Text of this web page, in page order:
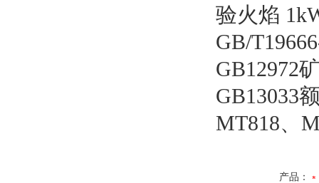
验火焰
GB/
GB12972
GB13033
MT818、
产品：